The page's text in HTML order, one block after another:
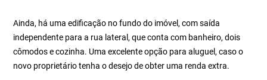
Ainda, há uma edificação no fundo do imóvel, com saída
independente para a rua lateral, que conta com banheiro, dois
cômodos e cozinha. Uma excelente opção para aluguel, caso o
novo proprietário tenha o desejo de obter uma renda extra.